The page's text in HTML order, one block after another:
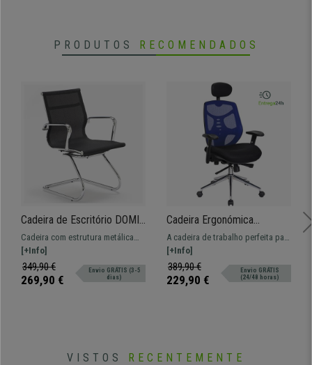
PRODUTOS RECOMENDADOS
Cadeira de Escritório DOMI
V, Estrutura Metálica
Cromada, Design Elegante,
em Malha Preta
Cadeira com estrutura metálica
cromada. Mecanismo reclinável
com 4 posições de ajuste.
[+Info]
349,90 €
269,90 €
Envio GRÁTIS (3-5
dias)
Cadeira Ergonómica
MANTRA, Apoia Cabeças,
Ajustável, Malha Respirável,
Suporte Lombar, Cor Azul
A cadeira de trabalho perfeita para
ter conforto total. Testada,
ajustável, malha respirável e
suporte lombar.
[+Info]
389,90 €
229,90 €
Envio GRÁTIS
(24/48 horas)
VISTOS RECENTEMENTE